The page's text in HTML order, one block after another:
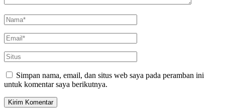
Simpan nama, email, dan situs web saya pada peramban ini
untuk komentar saya berikutnya.